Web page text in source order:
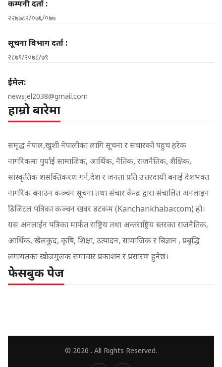
कम्पनी दर्ता :
२२७७८२/०७६/०७७
सूचना विभाग दर्ता :
२८७९/२०७८/७९
ईमेल:
newsjel2038@gmail.com
हाम्रो बारेमा
समृद्ध नेपाल,खुशी नेपालीका लागि सूचना र संचारको पहुच हरेक
नागरिकमा पुर्याई सामाजिक, आर्थिक, नैतिक, राजनैतिक, शैक्षिक,
सांस्कृतिक शसक्तिकरण गर्न,देश र जनता प्रति उत्तरदायी बनाई देशभक्त
नागरिक बनाउन कञ्चन सूचना तथा संचार केन्द्र द्वारा संचालित अनलाइन
डिजिटल पत्रिका कञ्चन खवर डटकम (Kanchankhabar.com) हो।
यस अनलाईन पत्रिका मार्फत राष्ट्रिय तथा अन्तराष्ट्रिय स्तरका राजनैतिक,
आर्थिक, खेलकुद, कृषि, शिक्षा, उत्पादन, सामाजिक र बिज्ञान , प्रबृद्धि
लगायतका खोजमुलक समाचार प्रकाशन र प्रसारण हुनेछ।
फेसबुक पेज
© 2026 . All Rights Reserved.